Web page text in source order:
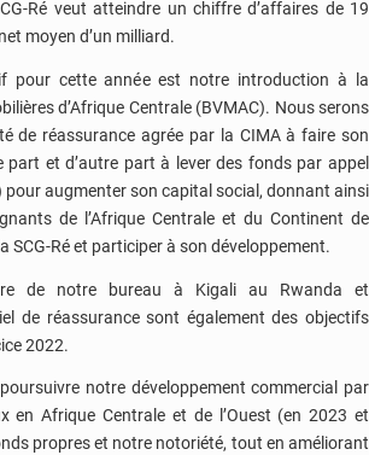
Ré veut atteindre un chiffre d’affaires de 19
moyen d’un milliard.
pour cette année est notre introduction à la
d’Afrique Centrale (BVMAC). Nous serons
de réassurance agrée par la CIMA à faire son
part et d’autre part à lever des fonds par appel
pour augmenter son capital social, donnant ainsi
de l’Afrique Centrale et du Continent de
SCG-Ré et participer à son développement.
de notre bureau à Kigali au Rwanda et
de réassurance sont également des objectifs
2022.
notre développement commercial par
en Afrique Centrale et de l’Ouest (en 2023 et
propres et notre notoriété, tout en améliorant